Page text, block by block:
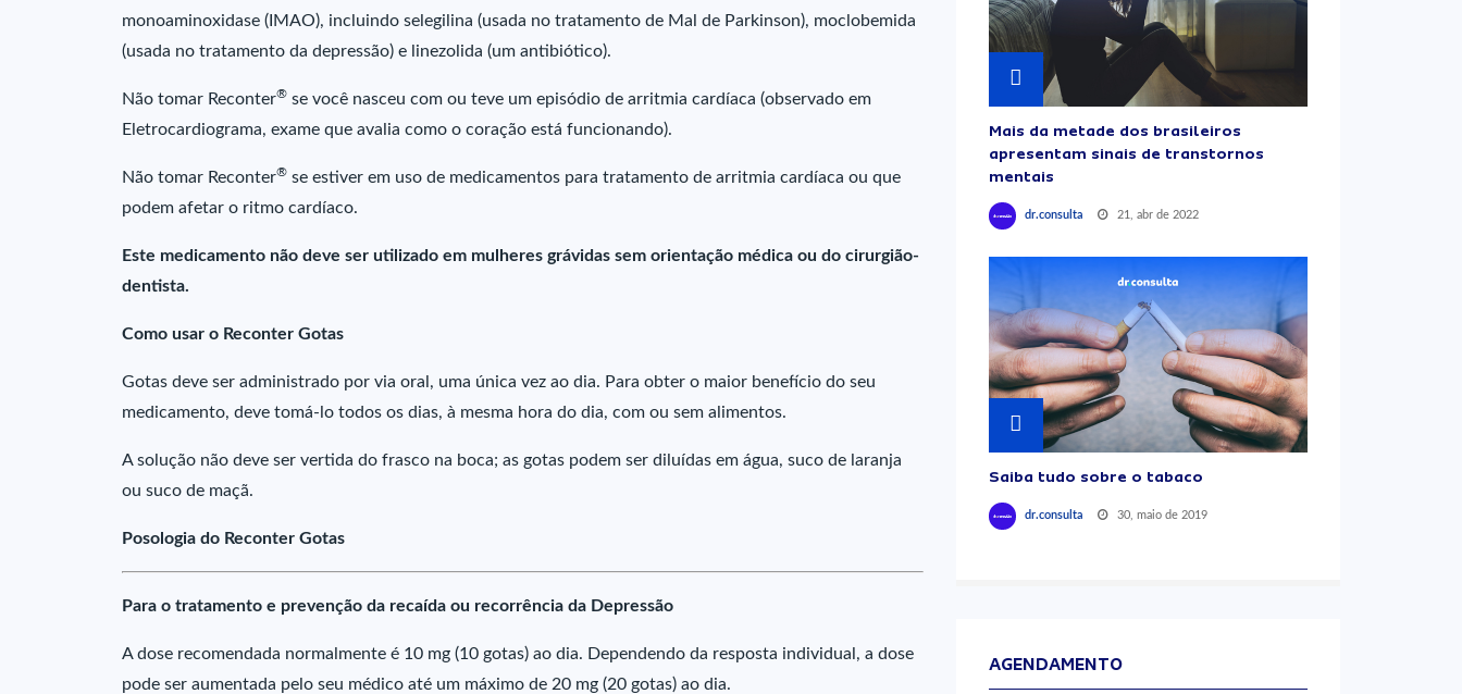
monoaminoxidase (IMAO), incluindo selegilina (usada no tratamento de Mal de Parkinson), moclobemida
(usada no tratamento da depressão) e linezolida (um antibiótico).
Não tomar Reconter® se você nasceu com ou teve um episódio de arritmia cardíaca (observado em
Eletrocardiograma, exame que avalia como o coração está funcionando).
Não tomar Reconter® se estiver em uso de medicamentos para tratamento de arritmia cardíaca ou que
podem afetar o ritmo cardíaco.
Este medicamento não deve ser utilizado em mulheres grávidas sem orientação médica ou do cirurgião-
dentista.
Como usar o Reconter Gotas
Gotas deve ser administrado por via oral, uma única vez ao dia. Para obter o maior benefício do seu
medicamento, deve tomá-lo todos os dias, à mesma hora do dia, com ou sem alimentos.
A solução não deve ser vertida do frasco na boca; as gotas podem ser diluídas em água, suco de laranja
ou suco de maçã.
Posologia do Reconter Gotas
Para o tratamento e prevenção da recaída ou recorrência da Depressão
A dose recomendada normalmente é 10 mg (10 gotas) ao dia. Dependendo da resposta individual, a dose
pode ser aumentada pelo seu médico até um máximo de 20 mg (20 gotas) ao dia.
Mais da metade dos brasileiros
apresentam sinais de transtornos
mentais
dr.consulta 21, abr de 2022
Saiba tudo sobre o tabaco
dr.consulta 30, maio de 2019
AGENDAMENTO